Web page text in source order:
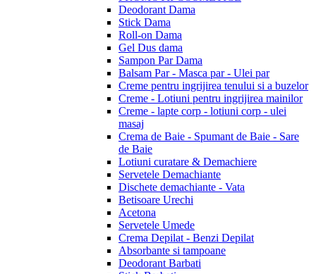
Deodorant Dama
Stick Dama
Roll-on Dama
Gel Dus dama
Sampon Par Dama
Balsam Par - Masca par - Ulei par
Creme pentru ingrijirea tenului si a buzelor
Creme - Lotiuni pentru ingrijirea mainilor
Creme - lapte corp - lotiuni corp - ulei
masaj
Crema de Baie - Spumant de Baie - Sare
de Baie
Lotiuni curatare & Demachiere
Servetele Demachiante
Dischete demachiante - Vata
Betisoare Urechi
Acetona
Servetele Umede
Crema Depilat - Benzi Depilat
Absorbante si tampoane
Deodorant Barbati